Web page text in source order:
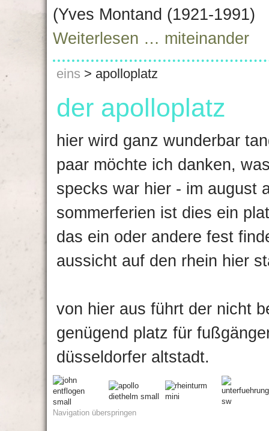
(Yves Montand (1921-1991)
Weiterlesen … miteinander
eins > apolloplatz
der apolloplatz
hier wird ganz wunderbar
paar möchte ich danken,
specks war hier - im august
sommerferien ist dies ein
das ein oder andere fest
aussicht auf den rhein hier
von hier aus führt der nicht
genügend platz für
düsseldorfer altstadt.
Navigation überspringen